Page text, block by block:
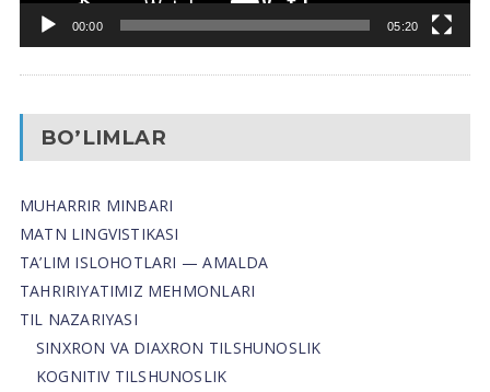
00:00 05:20
BO’LIMLAR
MUHARRIR MINBARI
MATN LINGVISTIKASI
TA’LIM ISLOHOTLARI — AMALDA
TAHRIRIYATIMIZ MEHMONLARI
TIL NAZARIYASI
SINXRON VA DIAXRON TILSHUNOSLIK
KOGNITIV TILSHUNOSLIK